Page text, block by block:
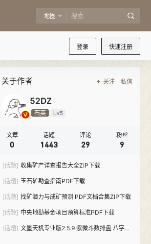
地圈
登录 快速注册
关于作者 关注 私信
52DZ
石英 Lv5
文章
0
话题
1443
评论
29
粉丝
9
[话题] 收集矿产详查报告大全ZIP下载
[话题] 玉石矿勘查指南PDF下载
[话题] 找矿潜力与成矿预测 PDF文档合集ZIP下载
[话题] 中央地勘基金项目预算标准PDF下载
[话题] 文墨天机专业版2.5.9 紫微斗数排盘 八字算